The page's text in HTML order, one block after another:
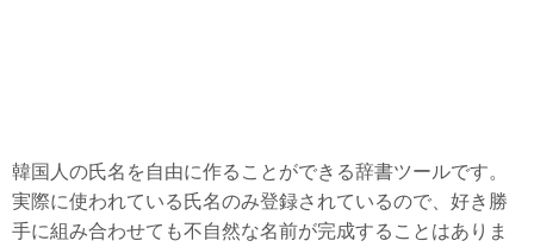
韓国生活ノウハウ
韓国料理・食べ物
韓国人の氏名を自由に作ることができる辞書ツールです。
実際に使われている氏名のみ登録されているので、好き勝
手に組み合わせても不自然な名前が完成することはありま